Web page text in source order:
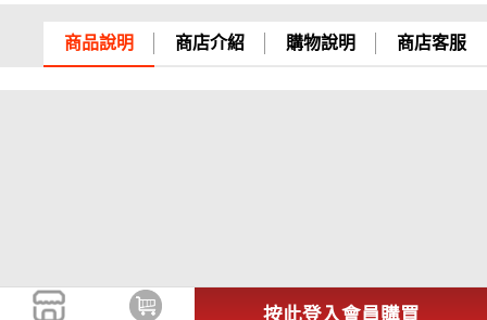
商品說明 商店介紹 購物說明 商店客服
按此登入會員購買
彰化銀行、上海銀行、富邦銀行、國泰世華、
台灣企銀、台中銀行、匯豐銀行、華泰銀行、